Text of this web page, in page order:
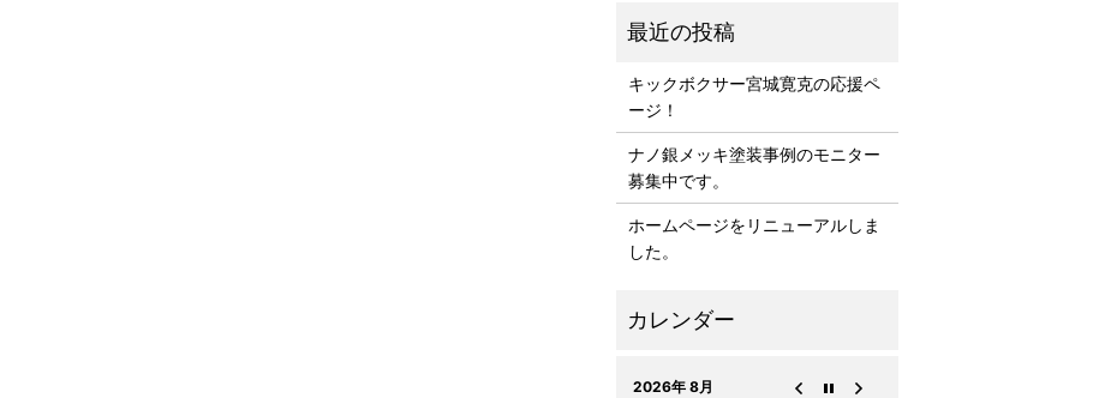
キックボクサー宮城寛克の応援ペ
ージ！
ナノ銀メッキ塗装事例のモニター
募集中です。
ホームページをリニューアルしま
した。
2026年 8月